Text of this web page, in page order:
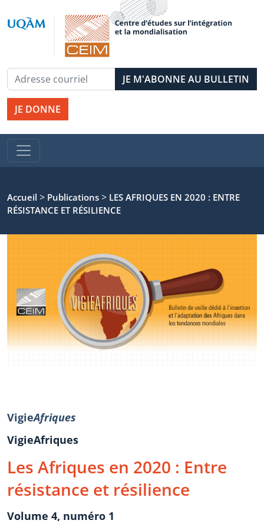
JE DONNE
Accueil > Publications > LES AFRIQUES EN 2020 : ENTRE
RÉSISTANCE ET RÉSILIENCE
VigieAfriques
VigieAfriques
Les Afriques en 2020 : Entre
résistance et résilience
Volume 4, numéro 1